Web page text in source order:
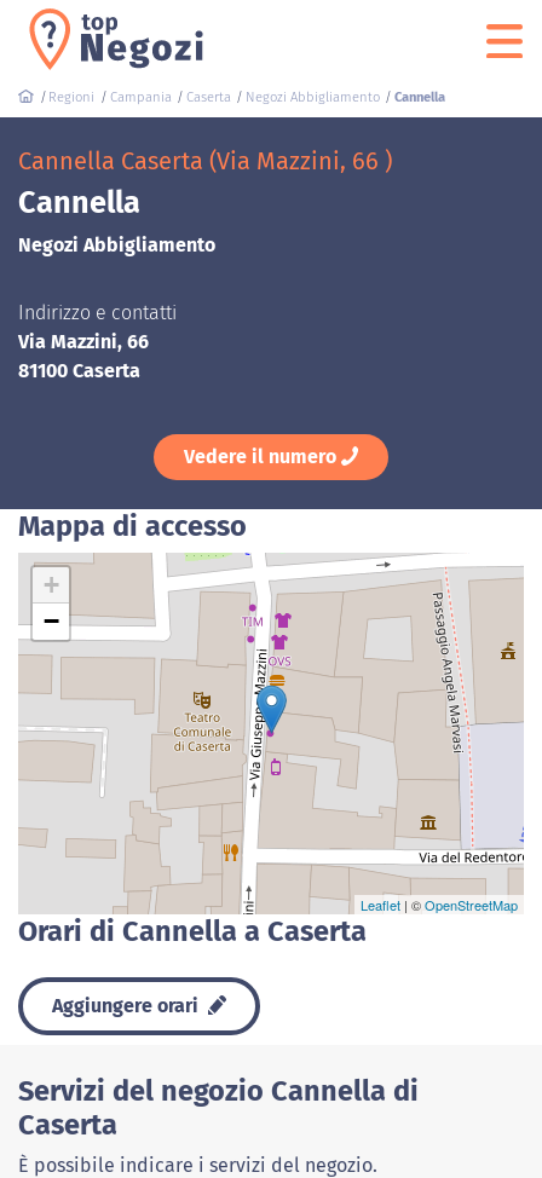
Regioni Campania Caserta Negozi Abbigliamento Cannella
Cannella Caserta (Via Mazzini, 66 )
Cannella
Negozi Abbigliamento
Indirizzo e contatti
Via Mazzini, 66
81100 Caserta
Vedere il numero
Mappa di accesso
+
−
Leaflet | ©OpenStreetMap
Orari di Cannella a Caserta
Aggiungere orari
Servizi del negozio Cannella di
Caserta
È possibile indicare i servizi del negozio.